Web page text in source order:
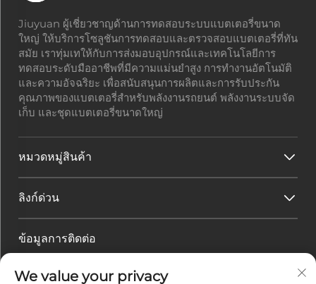
Jiuyuan ผู้เชี่ยวชาญด้านการทดสอบระบบแบตเตอรี่ขนาด
ใหญ่ ให้บริการโซลูชันการทดสอบและตรวจสอบแบตเตอรี่ที่ทัน
สมัย เราทุ่มเทให้กับการส่งมอบอุปกรณ์และเทคโนโลยีการ
ทดสอบระดับมืออาชีพที่มีความแม่นยำสูง การทำงานอัตโนมัติ
และความอัจฉริยะ เพื่อสนับสนุนการผลิตและการรับประกัน
คุณภาพของแบตเตอรี่สำหรับพลังงานรถยนต์ พลังงานระบบจัด
เก็บ และชุดแบตเตอรี่ขนาดใหญ่
หมวดหมู่สินค้า
ลิงก์ด่วน
ข้อมูลการติดต่อ
เมืองจูไห่ มณฑลกวางตุ้ง ประเทศจีน
We value your privacy